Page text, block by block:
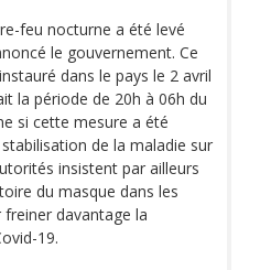
feu nocturne a été levé
le gouvernement. Ce
dans le pays le 2 avril
la période de 20h à 06h du
si cette mesure a été
de la maladie sur
insistent par ailleurs
du masque dans les
davantage la
19.